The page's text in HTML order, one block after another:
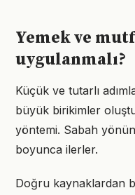
Yemek ve
uygulanmalı?
Küçük ve tutarlı
büyük birikimler
yöntemi. Sabah
boyunca ilerler.
Doğru kaynaklardan